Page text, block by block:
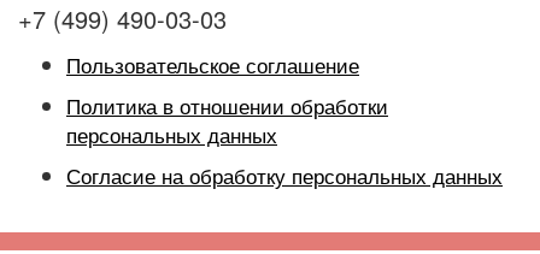
+7 (499) 490-03-03
Пользовательское соглашение
Политика в отношении обработки
персональных данных
Согласие на обработку персональных данных